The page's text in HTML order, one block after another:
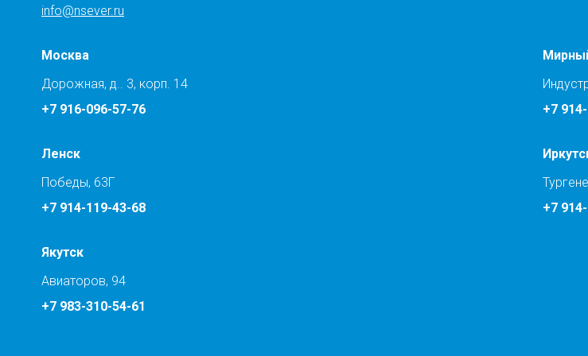
info@nsever.ru
Москва
Дорожная, д.. 3, корп. 14
+7 916-096-57-76
+7
Ленск
Победы, 63Г
+7 914-119-43-68
+7
Якутск
Авиаторов, 94
+7 983-310-54-61